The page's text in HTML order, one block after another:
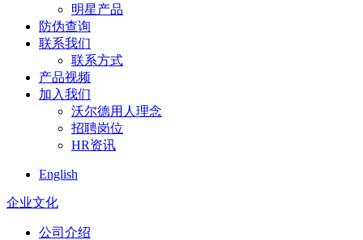
明星产品
防伪查询
联系我们
联系方式
产品视频
加入我们
沃尔德用人理念
招聘岗位
HR资讯
English
企业文化
公司介绍